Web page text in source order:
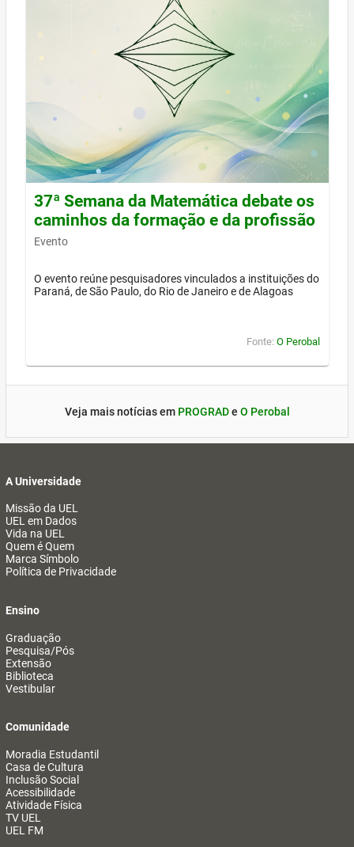
37ª Semana da Matemática debate os
caminhos da formação e da profissão
Evento
O evento reúne pesquisadores vinculados a instituições do
Paraná, de São Paulo, do Rio de Janeiro e de Alagoas
Fonte: O Perobal
Veja mais notícias em PROGRADe O Perobal
A Universidade
Missão da UEL
UEL em Dados
Vida na UEL
Quem é Quem
Marca Símbolo
Política de Privacidade
Ensino
Graduação
Pesquisa/Pós
Extensão
Biblioteca
Vestibular
Comunidade
Moradia Estudantil
Casa de Cultura
Inclusão Social
Acessibilidade
Atividade Física
TV UEL
UEL FM